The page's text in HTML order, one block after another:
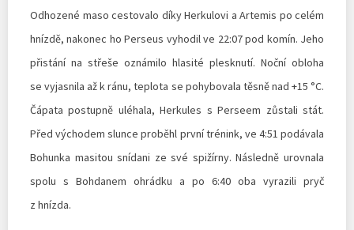
Odhozené maso cestovalo díky Herkulovi a Artemis po celém
hnízdě, nakonec ho Perseus vyhodil ve 22:07 pod komín. Jeho
přistání na střeše oznámilo hlasité plesknutí. Noční obloha
se vyjasnila až k ránu, teplota se pohybovala těsně nad +15 °C.
Čápata postupně uléhala, Herkules s Perseem zůstali stát.
Před východem slunce proběhl první trénink, ve 4:51 podávala
Bohunka masitou snídani ze své spižírny. Následně urovnala
spolu s Bohdanem ohrádku a po 6:40 oba vyrazili pryč
z hnízda.